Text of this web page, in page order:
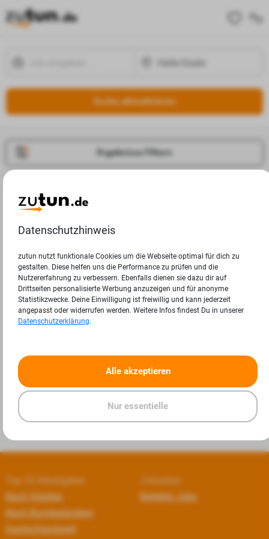
Suche aktualisieren
Ergebnisse Filtern
Deine Suchanfrage in Halle-Saale ergab leider keine
Top 10 Arbeitgeber
Nach Städten
Nach Bundesländern
Deutschlandweit
Jobseiten
Beliebte Jobs
Datenschutzhinweis
zutun nutzt funktionale Cookies um die Webseite optimal für dich zu
gestalten. Diese helfen uns die Performance zu prüfen und die
Nutzererfahrung zu verbessern. Ebenfalls dienen sie dazu dir auf
Drittseiten personalisierte Werbung anzuzeigen und für anonyme
Statistikzwecke. Deine Einwilligung ist freiwillig und kann jederzeit
angepasst oder widerrufen werden. Weitere Infos findest Du in unserer
Datenschutzerklärung.
Alle akzeptieren
Nur essentielle